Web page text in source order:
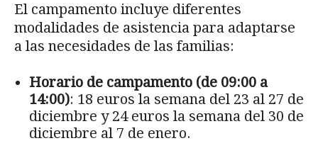
El campamento incluye diferentes
modalidades de asistencia para adaptarse
a las necesidades de las familias:
Horario de campamento (de 09:00 a
14:00): 18 euros la semana del 23 al 27 de
diciembre y 24 euros la semana del 30 de
diciembre al 7 de enero.